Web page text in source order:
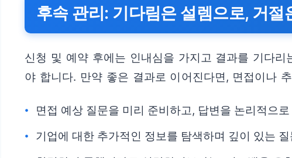
후속 관리: 기다림은 설렘으로, 거
신청 및 예약 후에는 인내심을 가지고 결과를 기다
야 합니다. 만약 좋은 결과로 이어진다면, 면접이나
면접 예상 질문을 미리 준비하고, 답변을 논리적으
기업에 대한 추가적인 정보를 탐색하며 깊이 있는